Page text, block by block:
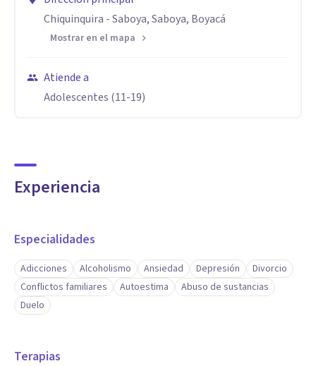
integral, centrado en el crecimiento, la resiliencia y la
construcción de relaciones más conscientes y saludables.
Mi propósito es inspirar bienestar, promover el
autoconocimiento y acompañar procesos de
Chiquinquira - Saboya, Saboya, Boyacá
Mostrar en el mapa
Atiende a
Adolescentes (11-19)
Experiencia
Especialidades
Adicciones Alcoholismo Ansiedad Depresión
Divorcio
Conflictos familiares
Autoestima
Abuso de sustancias
Duelo
Terapias